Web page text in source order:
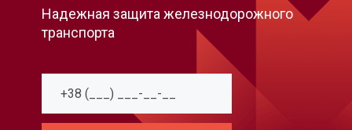
Надежная защита железнодорожного
транспорта